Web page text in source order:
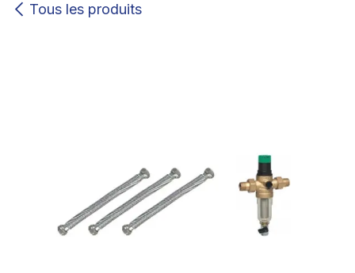
Tous les produits